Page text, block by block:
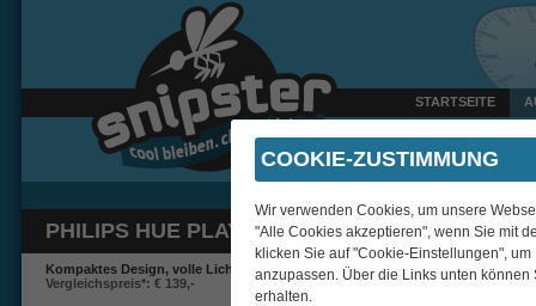
STARTSEITE
Gestern um 22:47 Uhr
PHILIPS HUE PLAY LIGHTBAR 2ER-SET
Kompaktes Design, volle Lichtwirkung.
Vergleichspreis*: € 139,-
COOKIE-ZUSTIMMUNG
Wir verwenden Cookies, um unsere
"Alle Cookies akzeptieren", wenn Sie mit
klicken Sie auf "Cookie-Einstellungen",
anzupassen. Über die Links unten
erhalten.